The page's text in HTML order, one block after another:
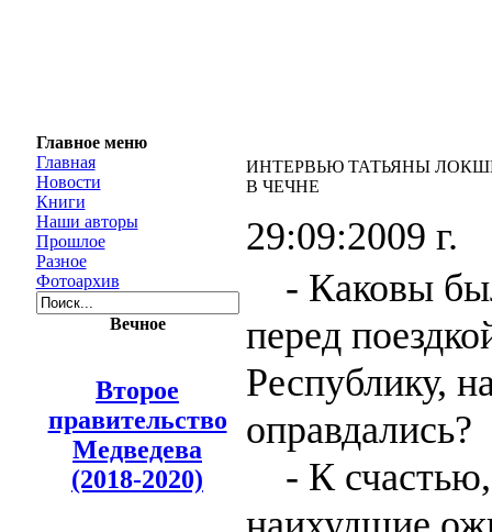
Главное меню
Главная
Новости
Книги
Наши авторы
Прошлое
Разное
Фотоархив
Вечное
Второе
правительство
Медведева
(2018-2020)
ИНТЕРВЬЮ ТАТЬЯНЫ
В ЧЕЧНЕ
29:09:2009 г.
- Каковы
перед
Республику,
оправдались?
- К